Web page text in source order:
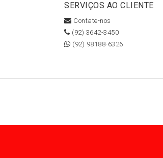
SERVIÇOS AO CLIENTE
Contate-nos
(92) 3642-3450
(92) 98188-6326